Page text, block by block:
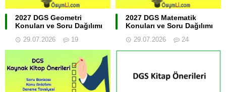
2027 DGS Geometri
Konuları ve Soru Dağılımı
29.07.2026 19
2027 DGS Matematik
Konuları ve Soru Dağılımı
29.07.2026 24